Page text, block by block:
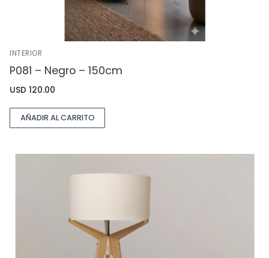
INTERIOR
P081 – Negro – 150cm
USD 120.00
AÑADIR AL CARRITO